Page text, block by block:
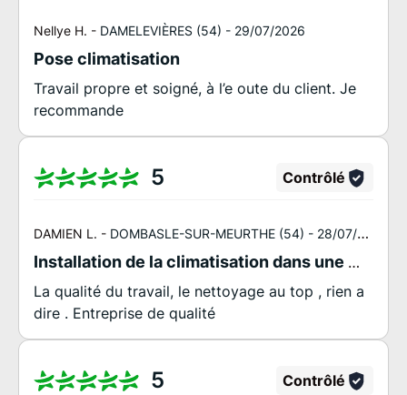
Nellye H. - DAMELEVIÈRES (54) - 29/07/2026
Pose climatisation
Travail propre et soigné, à l’e oute du client. Je
recommande
5 Contrôlé
DAMIEN L. - DOMBASLE-SUR-MEURTHE (54) - 28/07/2026
Installation de la climatisation dans une maison à DOMBASLE SUR MEURTHE
La qualité du travail, le nettoyage au top , rien a
dire . Entreprise de qualité
5 Contrôlé